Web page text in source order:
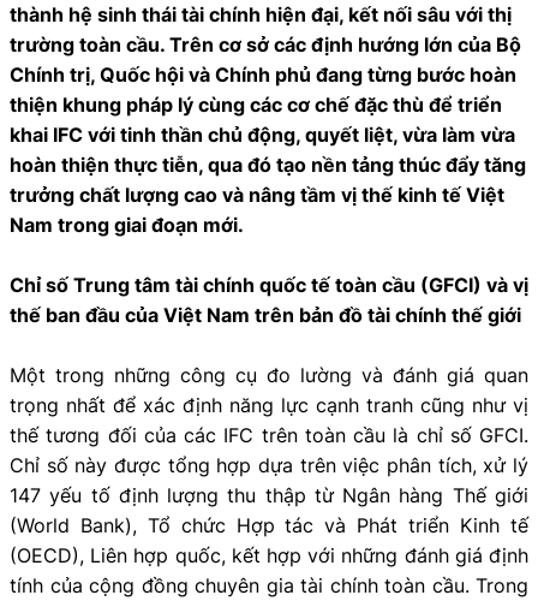
thành hệ sinh thái tài chính hiện đại, kết nối sâu với thị
trường toàn cầu. Trên cơ sở các định hướng lớn của Bộ
Chính trị, Quốc hội và Chính phủ đang từng bước hoàn
thiện khung pháp lý cùng các cơ chế đặc thù để triển
khai IFC với tinh thần chủ động, quyết liệt, vừa làm vừa
hoàn thiện thực tiễn, qua đó tạo nền tảng thúc đẩy tăng
trưởng chất lượng cao và nâng tầm vị thế kinh tế Việt
Nam trong giai đoạn mới.
Chỉ số Trung tâm tài chính quốc tế toàn cầu (GFCI) và vị
thế ban đầu của Việt Nam trên bản đồ tài chính thế giới
Một trong những công cụ đo lường và đánh giá quan
trọng nhất để xác định năng lực cạnh tranh cũng như vị
thế tương đối của các IFC trên toàn cầu là chỉ số GFCI.
Chỉ số này được tổng hợp dựa trên việc phân tích, xử lý
147 yếu tố định lượng thu thập từ Ngân hàng Thế giới
(World Bank), Tổ chức Hợp tác và Phát triển Kinh tế
(OECD), Liên hợp quốc, kết hợp với những đánh giá định
tính của cộng đồng chuyên gia tài chính toàn cầu. Trong